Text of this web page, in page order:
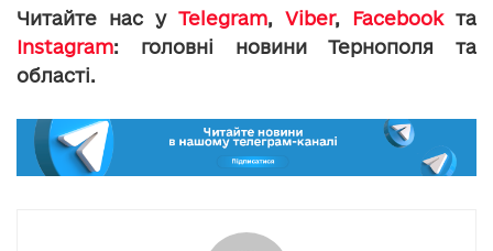
Читайте нас у Telegram, Viber, Facebookта
Instagram: головні новини Тернополя та
області.